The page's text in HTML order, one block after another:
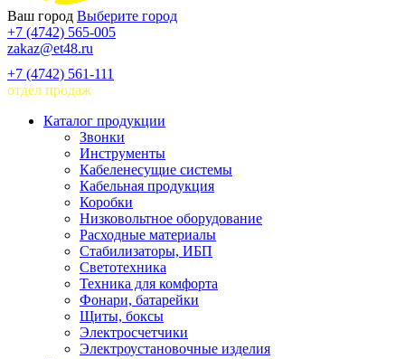
Ваш город Выберите город
+7 (4742) 565-005
zakaz@et48.ru
+7 (4742) 561-111
отдел продаж
Каталог продукции
Звонки
Инструменты
Кабеленесущие системы
Кабельная продукция
Коробки
Низковольтное оборудование
Расходные материалы
Стабилизаторы, ИБП
Светотехника
Техника для комфорта
Фонари, батарейки
Щиты, боксы
Электросчетчики
Электроустановочные изделия